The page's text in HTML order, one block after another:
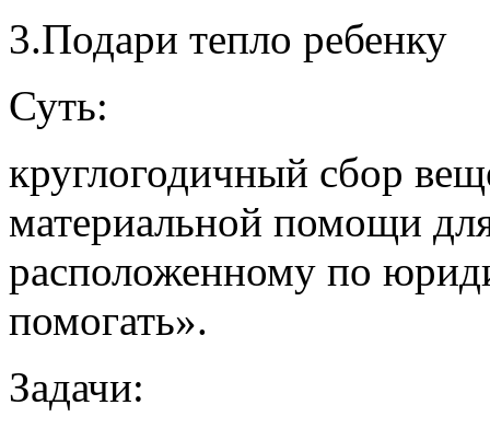
3.Подари тепло ребенку
Суть:
круглогодичный сбор
материальной помощи
расположенному по
помогать».
Задачи: